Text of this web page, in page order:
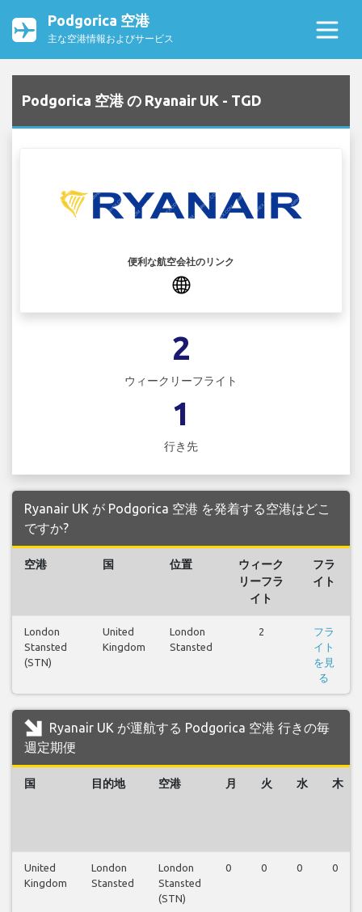
Podgorica 空港
主な空港情報およびサービス
Podgorica 空港 の Ryanair UK - TGD
便利な航空会社のリンク
2
ウィークリーフライト
1
行き先
Ryanair UK が Podgorica 空港 を発着する空港はどこ
ですか?
空港 国 位置
ウィーク
リーフラ
イト
フラ
イト
London
Stansted
(STN)
United
Kingdom
London
Stansted
2
フラ
イト
を見
る
Ryanair UK が運航する Podgorica 空港 行きの毎
週定期便
国 目的地 空港 月 火 水 木
United
Kingdom
London
Stansted
London
Stansted
(STN)
0 0 0 0